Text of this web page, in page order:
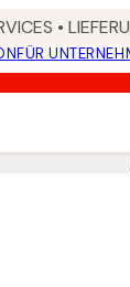
•
FÜR